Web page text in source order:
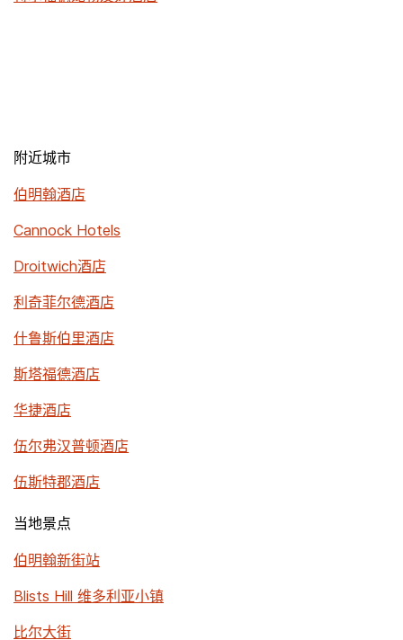
附近城市
伯明翰酒店
Cannock Hotels
Droitwich酒店
利奇菲尔德酒店
什鲁斯伯里酒店
斯塔福德酒店
华捷酒店
伍尔弗汉普顿酒店
伍斯特郡酒店
当地景点
伯明翰新街站
Blists Hill 维多利亚小镇
比尔大街